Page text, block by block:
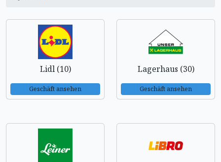
Lidl (10)
Geschäft ansehen
Lagerhaus (30)
Geschäft ansehen